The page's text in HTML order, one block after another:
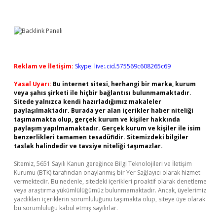
Reklam ve İletişim: Skype: live:.cid.575569c608265c69
Yasal Uyarı: Bu internet sitesi, herhangi bir marka, kurum
veya şahıs şirketi ile hiçbir bağlantısı bulunmamaktadır.
Sitede yalnızca kendi hazırladığımız makaleler
paylaşılmaktadır. Burada yer alan içerikler haber niteliği
taşımamakta olup, gerçek kurum ve kişiler hakkında
paylaşım yapılmamaktadır. Gerçek kurum ve kişiler ile isim
benzerlikleri tamamen tesadüfidir. Sitemizdeki bilgiler
taslak halindedir ve tavsiye niteliği taşımazlar.
Sitemiz, 5651 Sayılı Kanun gereğince Bilgi Teknolojileri ve İletişim
Kurumu (BTK) tarafından onaylanmış bir Yer Sağlayıcı olarak hizmet
vermektedir. Bu nedenle, sitedeki içerikleri proaktif olarak denetleme
veya araştırma yükümlülüğümüz bulunmamaktadır. Ancak, üyelerimiz
yazdıkları içeriklerin sorumluluğunu taşımakta olup, siteye üye olarak
bu sorumluluğu kabul etmiş sayılırlar.